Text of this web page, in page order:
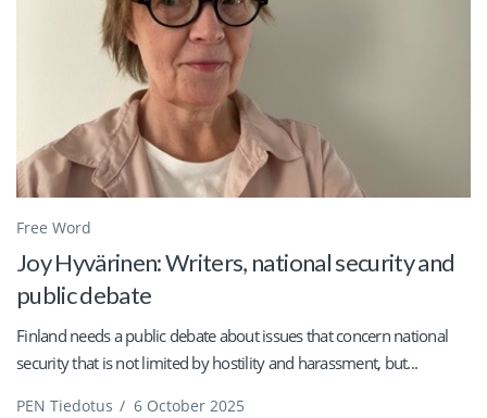
Free Word
Joy Hyvärinen: Writers, national security and
public debate
Finland needs a public debate about issues that concern national
security that is not limited by hostility and harassment, but...
PEN Tiedotus / 6 October 2025